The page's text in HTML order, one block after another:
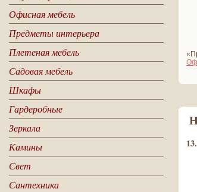
Офисная мебель
Предметы интерьера
Плетеная мебель
Садовая мебель
Шкафы
Гардеробные
Зеркала
Камины
Свет
Сантехника